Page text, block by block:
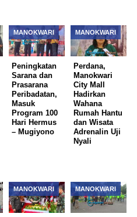
MANOKWARI
Peningkatan
Sarana dan
Prasarana
Peribadatan,
Masuk
Program 100
Hari Hermus
– Mugiyono
MANOKWARI
Perdana,
Manokwari
City Mall
Hadirkan
Wahana
Rumah Hantu
dan Wisata
Adrenalin Uji
Nyali
MANOKWARI MANOKWARI